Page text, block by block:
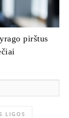
pirštus
LIGOS